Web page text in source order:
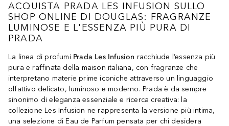
ACQUISTA PRADA LES INFUSION SULLO
SHOP ONLINE DI DOUGLAS: FRAGRANZE
LUMINOSE E L'ESSENZA PIÙ PURA DI
PRADA
La linea di profumi Prada Les Infusion racchiude l’essenza più
pura e raffinata della maison italiana, con fragranze che
interpretano materie prime iconiche attraverso un linguaggio
olfattivo delicato, luminoso e moderno. Prada è da sempre
sinonimo di eleganza essenziale e ricerca creativa: la
collezione Les Infusion ne rappresenta la versione più intima,
una selezione di Eau de Parfum pensata per chi desidera